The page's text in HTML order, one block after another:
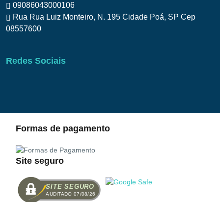
09086043000106
Rua Rua Luiz Monteiro, N. 195 Cidade Poá, SP Cep
08557600
Redes Sociais
Formas de pagamento
Site seguro
SITE SEGURO
AUDITADO 07/08/26